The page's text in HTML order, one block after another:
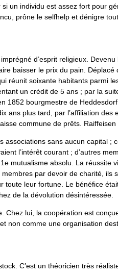
si un individu est assez fort pour
prône le selfhelp et dénigre tout
d’esprit religieux.
baisser le prix du pain.
réunit soixante habitants parmi
un crédit de 5 ans ; par la
1852 bourgmestre de
ans plus tard, par l’affiliation
commune de prêts. Raiffeisen
associations sans aucun capital ;
l’intérêt courant ; d’autres
mutualisme absolu. La réussite
par devoir de charité, ils
toute leur fortune. Le bénéfice
de la dévolution désintéressée.
Chez lui, la coopération est
non comme une organisation
C’est un théoricien très